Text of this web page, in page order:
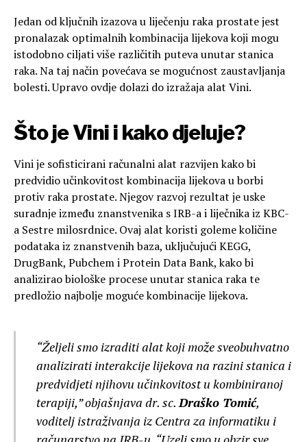
Jedan od ključnih izazova u liječenju raka prostate jest
pronalazak optimalnih kombinacija lijekova koji mogu
istodobno ciljati više različitih puteva unutar stanica
raka. Na taj način povećava se mogućnost zaustavljanja
bolesti. Upravo ovdje dolazi do izražaja alat Vini.
Što je Vini i kako djeluje?
Vini je sofisticirani računalni alat razvijen kako bi
predvidio učinkovitost kombinacija lijekova u borbi
protiv raka prostate. Njegov razvoj rezultat je uske
suradnje između znanstvenika s IRB-a i liječnika iz KBC-
a Sestre milosrdnice. Ovaj alat koristi goleme količine
podataka iz znanstvenih baza, uključujući KEGG,
DrugBank, Pubchem i Protein Data Bank, kako bi
analizirao biološke procese unutar stanica raka te
predložio najbolje moguće kombinacije lijekova.
“Željeli smo izraditi alat koji može sveobuhvatno
analizirati interakcije lijekova na razini stanica i
predvidjeti njihovu učinkovitost u kombiniranoj
terapiji,” objašnjava dr. sc.Draško Tomić,
voditelj istraživanja iz Centra za informatiku i